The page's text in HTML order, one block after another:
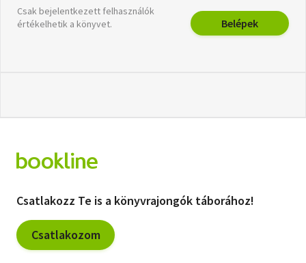
Csak bejelentkezett felhasználók
értékelhetik a könyvet.
Belépek
Csatlakozz Te is a könyvrajongók táborához!
Csatlakozom